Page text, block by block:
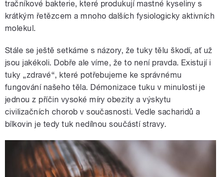
tračníkové bakterie, které produkují mastné kyseliny s
krátkým řetězcem a mnoho dalších fysiologicky aktivních
molekul.
Stále se ještě setkáme s názory, že tuky tělu škodí, ať už
jsou jakékoli. Dobře ale víme, že to není pravda. Existují i
tuky „zdravé“, které potřebujeme ke správnému
fungování našeho těla. Démonizace tuku v minulosti je
jednou z příčin vysoké míry obezity a výskytu
civilizačních chorob v současnosti. Vedle sacharidů a
bílkovin je tedy tuk nedílnou součástí stravy.